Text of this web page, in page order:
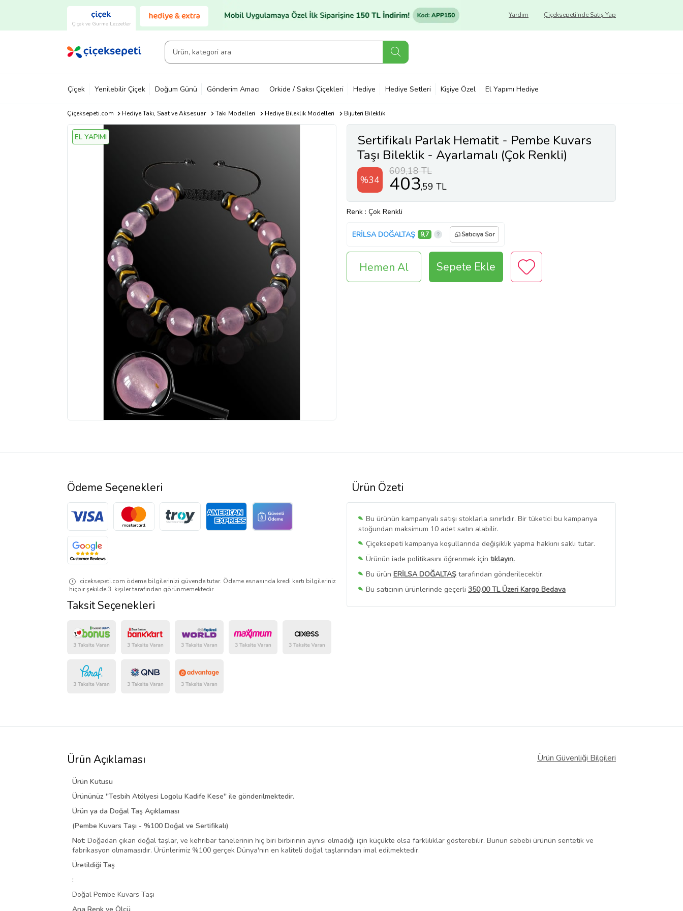
Çiçek ve Gurme Lezzetler
Çiçeksepeti'nde Satış Yap
Yardım
Çiçek Yenilebilir Çiçek Doğum Günü Gönderim Amacı Orkide / Saksı Çiçekleri Hediye Hediye Setleri Kişiye Özel El Yapımı Hediye
Çiçeksepeti.com Hediye Takı, Saat ve Aksesuar Takı Modelleri Hediye Bileklik Modelleri Bijuteri Bileklik
EL YAPIMI
Sertifikalı Parlak Hematit - Pembe Kuvars
Taşı Bileklik - Ayarlamalı (Çok Renkli)
%34
609,18 TL
403,59 TL
Renk : Çok Renkli
ERİLSA DOĞALTAŞ 9,7 Satıcıya Sor
Hemen Al Sepete Ekle
Ürün Özeti
Bu ürünün kampanyalı satışı stoklarla sınırlıdır. Bir tüketici bu kampanya
stoğundan maksimum 10 adet satın alabilir.
Çiçeksepeti kampanya koşullarında değişiklik yapma hakkını saklı tutar.
Ürünün iade politikasını öğrenmek için tıklayın.
Bu ürün ERİLSA DOĞALTAŞ tarafından gönderilecektir.
Bu satıcının ürünlerinde geçerli 350,00 TL Üzeri Kargo Bedava
Bu SatıcınınTüm Ürünlerini Görüntüle
Ödeme Seçenekleri
ciceksepeti.com ödeme bilgilerinizi güvende tutar. Ödeme esnasında kredi kartı bilgileriniz
hiçbir şekilde 3. kişiler tarafından görünmemektedir.
Taksit Seçenekleri
Ürün Açıklaması Ürün Güvenliği Bilgileri
Ürün Kutusu
Ürününüz ''Tesbih Atölyesi Logolu Kadife Kese'' ile gönderilmektedir.
Ürün ya da Doğal Taş Açıklaması
(Pembe Kuvars Taşı - %100 Doğal ve Sertifikalı)
Not: Doğadan çıkan doğal taşlar, ve kehribar tanelerinin hiç biri birbirinin aynısı olmadığı için küçükte olsa farklılıklar gösterebilir. Bunun sebebi ürünün sentetik ve
fabrikasyon olmamasıdır. Ürünlerimiz %100 gerçek Dünya'nın en kaliteli doğal taşlarından imal edilmektedir.
Üretildiği Taş
:
Doğal Pembe Kuvars Taşı
Ana Renk ve Ölçü